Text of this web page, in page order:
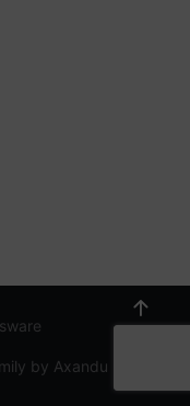
by Axandu